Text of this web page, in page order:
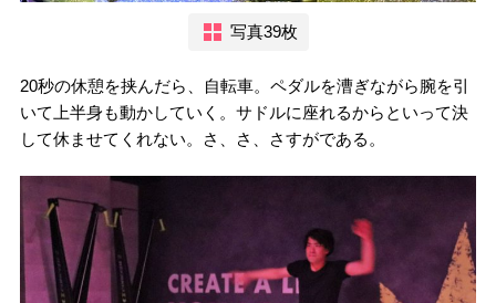
写真39枚
20秒の休憩を挟んだら、自転車。ペダルを漕ぎながら腕を引
いて上半身も動かしていく。サドルに座れるからといって決
して休ませてくれない。さ、さ、さすがである。